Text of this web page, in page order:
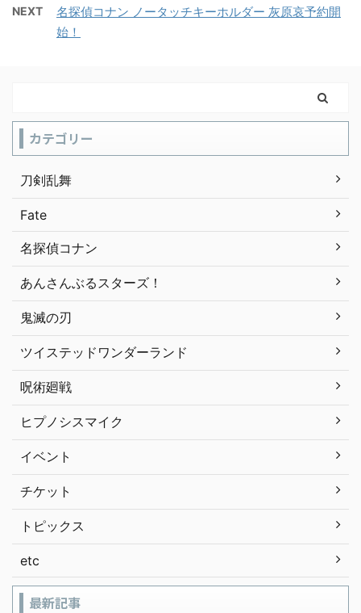
NEXT
名探偵コナン ノータッチキーホルダー 灰原哀予約開
始！
カテゴリー
刀剣乱舞
Fate
名探偵コナン
あんさんぶるスターズ！
鬼滅の刃
ツイステッドワンダーランド
呪術廻戦
ヒプノシスマイク
イベント
チケット
トピックス
etc
最新記事